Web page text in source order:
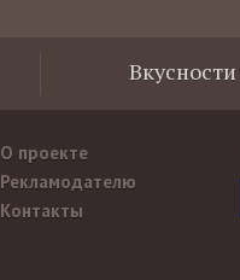
Вкусности
О проекте
Рекламодателю
Контакты